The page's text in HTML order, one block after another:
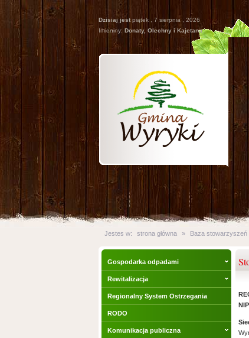
Dzisiaj jest piątek , 7 sierpnia , 2026
Imieniny: Donaty, Olechny i Kajetana
Jestes w: strona główna » Baza stowarzyszeń
Gospodarka odpadami
Rewitalizacja
Regionalny System Ostrzegania
RODO
Komunikacja publiczna